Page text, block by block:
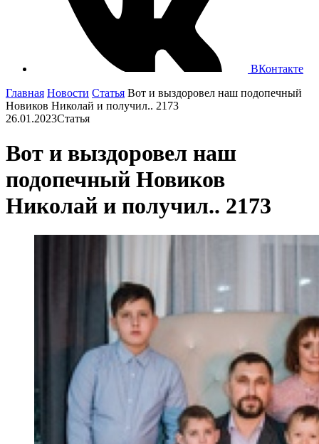
ВКонтакте
Главная Новости Cтатья Вот и выздоровел наш подопечный
Новиков Николай и получил.. 2173
26.01.2023Cтатья
Вот и выздоровел наш
подопечный Новиков
Николай и получил.. 2173